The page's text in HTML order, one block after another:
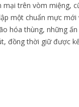
trên vòm miệng,
một chuẩn mực
hóa thùng, những
đồng thời giữ được